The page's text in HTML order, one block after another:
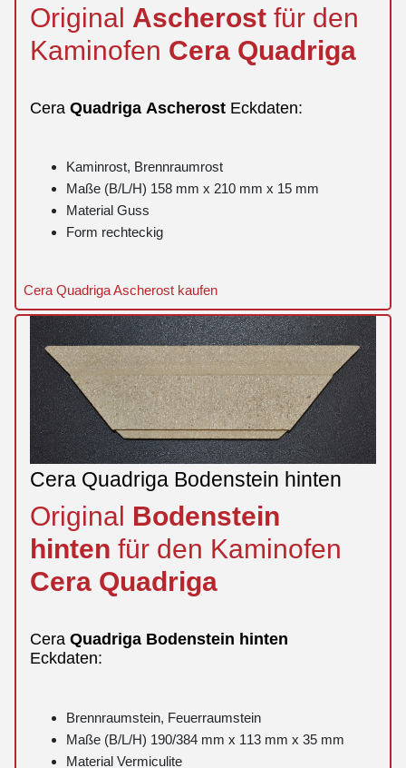
Original Ascherost für den
Kaminofen Cera Quadriga
Cera Quadriga Ascherost Eckdaten:
Kaminrost, Brennraumrost
Maße (B/L/H) 158 mm x 210 mm x 15 mm
Material Guss
Form rechteckig
Cera Quadriga Ascherost kaufen
Cera Quadriga Bodenstein hinten
Original Bodenstein
hinten für den Kaminofen
Cera Quadriga
Cera Quadriga Bodenstein hinten
Eckdaten:
Brennraumstein, Feuerraumstein
Maße (B/L/H) 190/384 mm x 113 mm x 35 mm
Material Vermiculite